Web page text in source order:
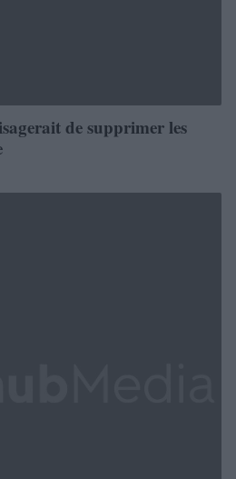
de supprimer les